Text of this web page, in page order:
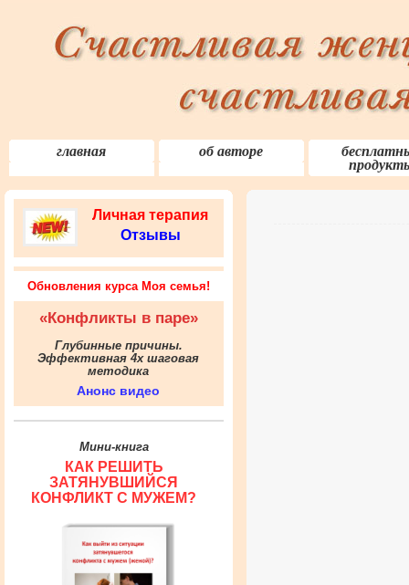
главная об авторе
Личная терапия
Отзывы
Обновления курса Моя семья!
«Конфликты в паре»
Глубинные причины.
Эффективная 4х шаговая
методика
Анонс видео
Мини-книга
КАК РЕШИТЬ
ЗАТЯНУВШИЙСЯ
КОНФЛИКТ С МУЖЕМ?